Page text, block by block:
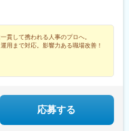
貫して携われる人事のプロへ。
用まで対応。影響力ある職場改善！
応募する